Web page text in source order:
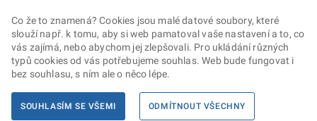
Co že to znamená? Cookies jsou malé datové soubory, které
slouží např. k tomu, aby si web pamatoval vaše nastavení a to, co
vás zajímá, nebo abychom jej zlepšovali. Pro ukládání různých
typů cookies od vás potřebujeme souhlas. Web bude fungovat i
bez souhlasu, s ním ale o něco lépe.
SOUHLASÍM SE VŠEMI ODMÍTNOUT VŠECHNY